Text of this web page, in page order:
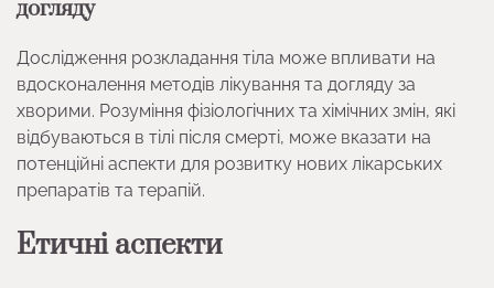
догляду
Дослідження розкладання тіла може впливати на
вдосконалення методів лікування та догляду за
хворими. Розуміння фізіологічних та хімічних змін, які
відбуваються в тілі після смерті, може вказати на
потенційні аспекти для розвитку нових лікарських
препаратів та терапій.
Етичні аспекти